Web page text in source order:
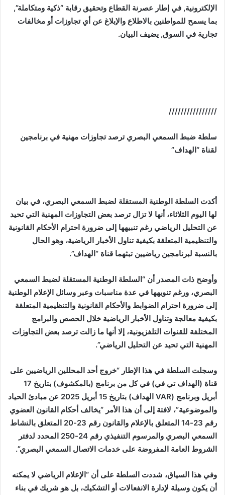
الإلكترونية, في إطار عصرنة القطاع وتحقيق رقابة “ذكية ومتكاملة”,
بما يسمح للمواطنين بالاطلاع والإبلاغ عن أي تجاوزات أو مخالفات
تجارية في السوق, يضيف البيان.
////////////////
سلطة ضبط السمعي البصري ترصد تجاوزات مهنية في برنامجين
لقناة “الهداف”
أكدت السلطة الوطنية المستقلة لضبط السمعي البصري، في بيان
لها اليوم الثلاثاء، أنها لا تزال ترصد بعض التجاوزات المهنية التي تحيد
عن التحليل الرياضي رغم تنبيهها إلى ضرورة احترام الأحكام القانونية
والتنظيمية المتعلقة بكيفية تناول الأخبار الرياضية، وهو الحال
بالنسبة لبرنامجين رياضيين تبثهما قناة “الهداف”.
وأوضح ذات المصدر أن “السلطة الوطنية المستقلة لضبط السمعي
البصري، ورغم تنويهها في عدة مناسبات وعبر وسائل الإعلام الوطنية
إلى ضرورة احترام الضوابط والأحكام القانونية والتنظيمية المتعلقة
بكيفية معالجة وتناول الأخبار الرياضية خلال الحصص والبرامج
المختلفة للقنوات التلفزيونية، إلا أنها ما زالت ترصد بعض التجاوزات
المهنية التي تحيد عن التحليل الرياضي”.
وسجلت السلطة في هذا الإطار “خروج أحد المحللين الرياضيين على
قناة (الهداف تي في) في كل من برنامج (بالمكشوف) بتاريخ 17
أبريل وبرنامج (VAR
الهداف) بتاريخ 15 أبريل 2025 عن مبادئ الحياد
والموضوعية”، لافتة إلى أن هذا الأمر “يخالف أحكام القانون العضوي
رقم 23-14 المتعلق بالإعلام والقانون رقم 23-20 المتعلق بالنشاط
السمعي البصري والمرسوم التنفيذي رقم 24-250 المحدد لدفتر
الشروط العامة المفروضة على خدمات الاتصال السمعي البصري”.
وفي هذا السياق، شددت السلطة على أن “الإعلام الرياضي لا يمكنه
أن يكون وسيلة لإدارة الانفعالات أو التشكيك، بل هو شريك في بناء